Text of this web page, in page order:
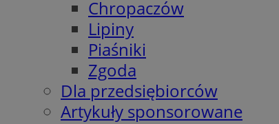
Chropaczów
Lipiny
Piaśniki
Zgoda
Dla przedsiębiorców
Artykuły sponsorowane